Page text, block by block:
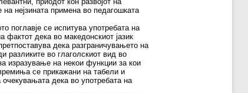
нејзината примена во педагошката
поглавје се испитува употребата на
дека во македонскиот јазик
дека разграничувањето на
разликите во глаголскиот вид во
изразување на некои функции за кои
се прикажани на табели и
дека во употребата на